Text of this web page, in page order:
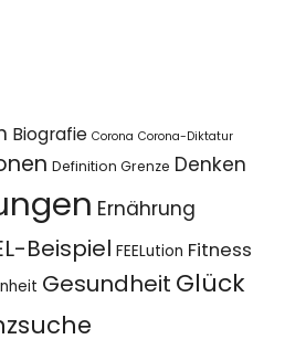
Biografie Corona Corona-Diktatur
Definition Grenze Denken
Ernährung
Beispiel FEELution Fitness
Gesundheit Glück